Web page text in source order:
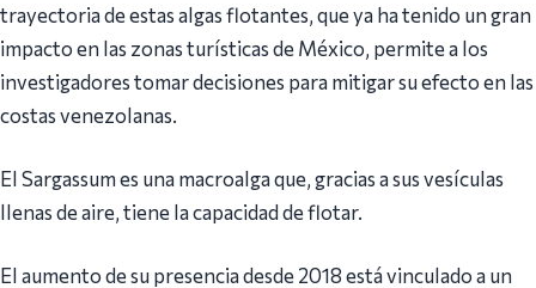
trayectoria de estas algas flotantes, que ya ha tenido un gran
impacto en las zonas turísticas de México, permite a los
investigadores tomar decisiones para mitigar su efecto en las
costas venezolanas.
El Sargassum es una macroalga que, gracias a sus vesículas
llenas de aire, tiene la capacidad de flotar.
El aumento de su presencia desde 2018 está vinculado a un